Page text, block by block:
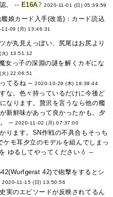
。 -- E16A? 2020-11-01 (日) 05:39:59
娘カード入手(改造)：カード読込
11-09 (月) 13:46:31
が丸見えっぽい、尻尾はお尻より
) 13:51:12
女っ子の深淵の謎を解くカギにな
) 22:06:51
てるね --2020-10-29 (木) 18:39:44
な。色々持っているだけに今後ど
なります。贅沢を言うなら他の艦
新鮮味があって良かったかも。夕
。 --2020-11-02 (月) 07:37:00
ります。SN作戦の不具合もそっち
モ耳夕立のモデルを組んでしまっ
ゆるしてやってください💧 --
42)で砲撃をするとシ
2020-11-15 (日) 13:50:56
実のエピソードが反映されてるん